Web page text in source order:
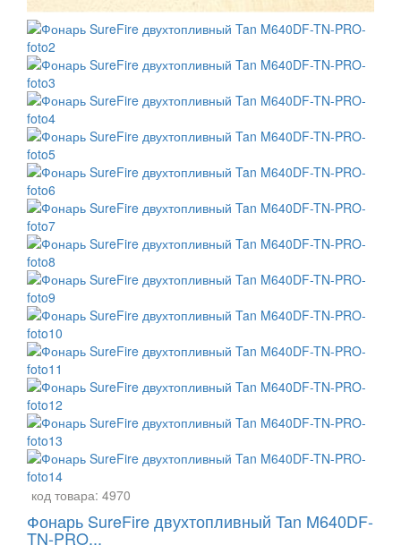
код товара: 4970
Фонарь SureFire двухтопливный Tan M640DF-
TN-PRO...